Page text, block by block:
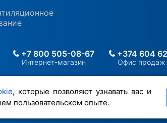
, которые позволяют узнавать вас и
пользовательском опыте.
+7 800 505-08-67
Интернет-магазин
+374 604
Офис продаж